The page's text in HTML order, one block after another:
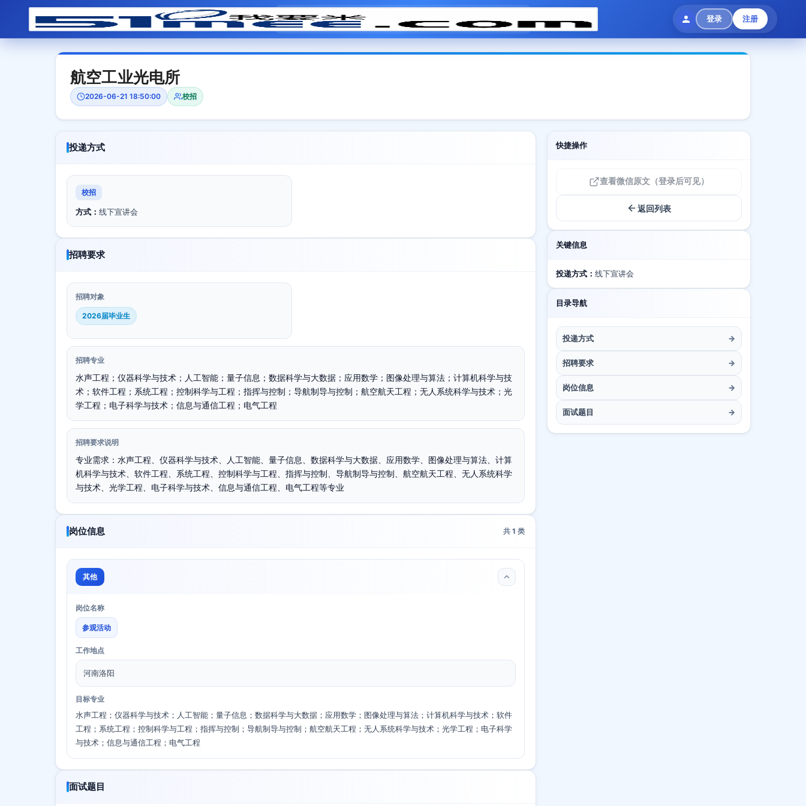
登录 注册
模拟面试 题目大全 招聘中心 会员专区
航空工业光电所
2026-06-21 18:50:00 校招
投递方式
校招
方式： 线下宣讲会
招聘要求
招聘对象
2026届毕业生
招聘专业
水声工程；仪器科学与技术；人工智能；量子信息；数据科学与大数据；应用数学；图像处理与算法；计算机科学与技
术；软件工程；系统工程；控制科学与工程；指挥与控制；导航制导与控制；航空航天工程；无人系统科学与技术；光
学工程；电子科学与技术；信息与通信工程；电气工程
招聘要求说明
专业需求：水声工程、仪器科学与技术、人工智能、量子信息、数据科学与大数据、应用数学、图像处理与算法、计算
机科学与技术、软件工程、系统工程、控制科学与工程、指挥与控制、导航制导与控制、航空航天工程、无人系统科学
与技术、光学工程、电子科学与技术、信息与通信工程、电气工程等专业
岗位信息 共 1 类
其他
岗位名称
参观活动
工作地点
河南洛阳
目标专业
水声工程；仪器科学与技术；人工智能；量子信息；数据科学与大数据；应用数学；图像处理与算法；计算机科学与技术；软件
工程；系统工程；控制科学与工程；指挥与控制；导航制导与控制；航空航天工程；无人系统科学与技术；光学工程；电子科学
与技术；信息与通信工程；电气工程
面试题目
快捷操作
查看微信原文（登录后可见）
返回列表
关键信息
投递方式： 线下宣讲会
目录导航
投递方式 →
招聘要求 →
岗位信息 →
面试题目 →